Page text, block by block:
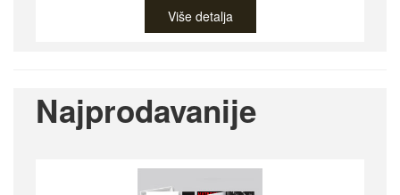
Više detalja
Najprodavanije